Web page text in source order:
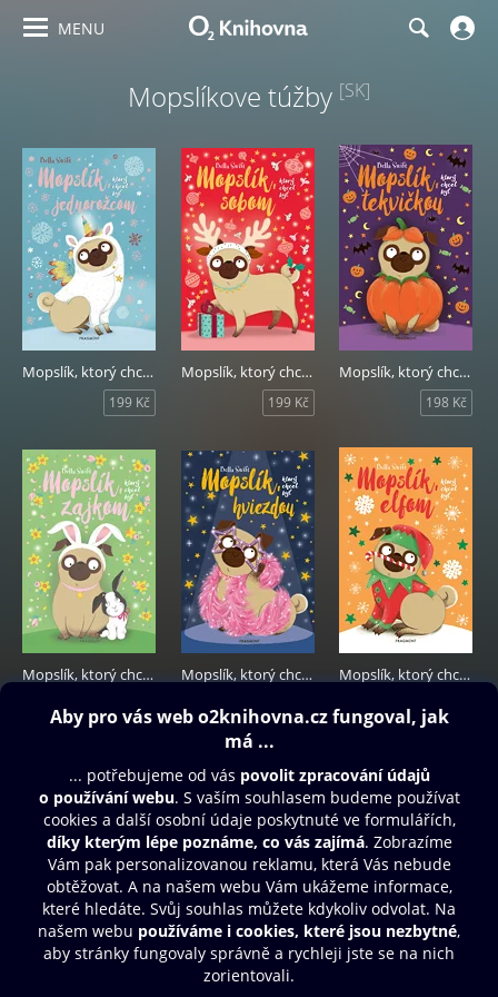
MENU
Mopslíkove túžby [SK]
Mopslík, ktorý chcel byť jednorožcom
199 Kč
Mopslík, ktorý chcel byť sobom
199 Kč
Mopslík, ktorý chcel byť tekvičkou
198 Kč
Mopslík, ktorý chcel byť zajkom
198 Kč
Mopslík, ktorý chcel byť hviezdou Mopslík, ktorý chcel byť elfom
198 Kč
Obsah ke stažení
Moje O2 Knihovna
Další zábava
© O2 Czech Republic a.s.